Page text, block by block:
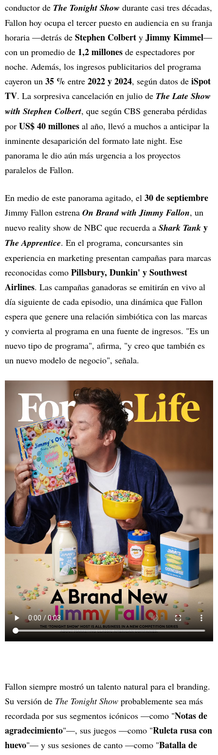
conductor de The Tonight Show durante casi tres décadas,
Fallon hoy ocupa el tercer puesto en audiencia en su franja
horaria —detrás de Stephen Colbert y Jimmy Kimmel—
con un promedio de 1,2 millones de espectadores por
noche. Además, los ingresos publicitarios del programa
cayeron un 35 % entre 2022 y 2024, según datos de iSpot
TV. La sorpresiva cancelación en julio de The Late Show
with Stephen Colbert, que según CBS generaba pérdidas
por US$ 40 millones al año, llevó a muchos a anticipar la
inminente desaparición del formato late night. Ese
panorama le dio aún más urgencia a los proyectos
paralelos de Fallon.
En medio de este panorama agitado, el 30 de septiembre
Jimmy Fallon estrena On Brand with Jimmy Fallon, un
nuevo reality show de NBC que recuerda a Shark Tank y
The Apprentice. En el programa, concursantes sin
experiencia en marketing presentan campañas para marcas
reconocidas como Pillsbury, Dunkin' y Southwest
Airlines. Las campañas ganadoras se emitirán en vivo al
día siguiente de cada episodio, una dinámica que Fallon
espera que genere una relación simbiótica con las marcas
y convierta al programa en una fuente de ingresos. "Es un
nuevo tipo de programa", afirma, "y creo que también es
un nuevo modelo de negocio", señala.
Fallon siempre mostró un talento natural para el branding.
Su versión de The Tonight Show probablemente sea más
recordada por sus segmentos icónicos —como "Notas de
agradecimiento"—, sus juegos —como "Ruleta rusa con
huevo"— y sus sesiones de canto —como "Batalla de